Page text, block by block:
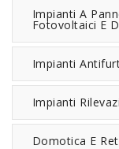
Impianti A
Fotovoltaici E
Impianti
Impianti
Domotica E